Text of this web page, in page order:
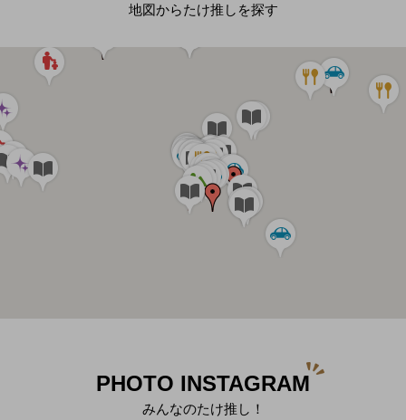
地図からたけ推しを探す
PHOTO INSTAGRAM
みんなのたけ推し！